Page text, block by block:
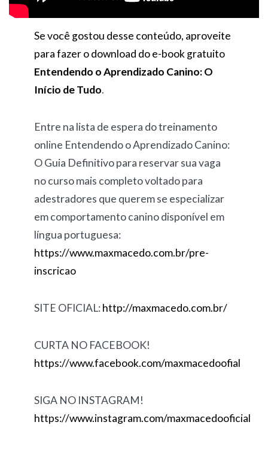
Se você gostou desse conteúdo, aproveite
para fazer o download do e-book gratuito
Entendendo o Aprendizado Canino: O
Início de Tudo.
Entre na lista de espera do treinamento
online Entendendo o Aprendizado Canino:
O Guia Definitivo para reservar sua vaga
no curso mais completo voltado para
adestradores que querem se especializar
em comportamento canino disponível em
língua portuguesa:
https://www.maxmacedo.com.br/pre-
inscricao
SITE OFICIAL:http://maxmacedo.com.br/
CURTA NO FACEBOOK!
https://www.facebook.com/maxmacedoofial
SIGA NO INSTAGRAM!
https://www.instagram.com/maxmacedooficial